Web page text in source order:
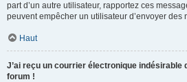
part d’un autre utilisateur, rapportez ces
peuvent empêcher un utilisateur d’envoyer des
Haut
J’ai reçu un courrier électronique indésirable
forum !